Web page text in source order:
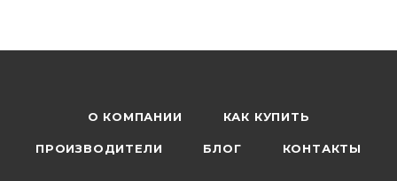
О КОМПАНИИ КАК КУПИТЬ
ПРОИЗВОДИТЕЛИ БЛОГ КОНТАКТЫ